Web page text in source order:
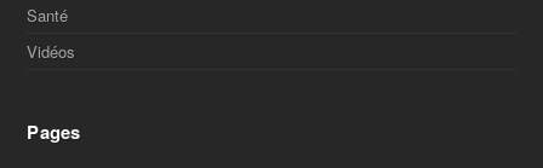
Santé
Vidéos
Pages